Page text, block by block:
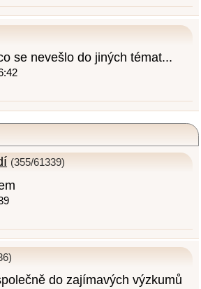
se nevešlo do jiných témat...
(355/61339)
do zajímavých výzkumů